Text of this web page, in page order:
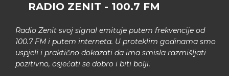
RADIO ZENIT - 100.7 FM
Radio Zenit svoj signal emituje putem frekvencije od
100.7 FM i putem interneta. U proteklim godinama smo
uspjeli i praktično dokazati da ima smisla razmišljati
pozitivno, osjećati se dobro i biti bolji.